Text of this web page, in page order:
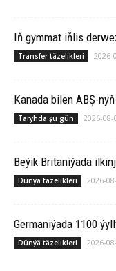
Iň gymmat iňlis
Transfer täzelikleri 2026-
Ka­na­da bilen ABŞ-
Taryhda şu gün 2026-08-
Beýik Britaniýada
Dünýä täzelikleri 2026-
Germaniýada 1100
Dünýä täzelikleri 2026-